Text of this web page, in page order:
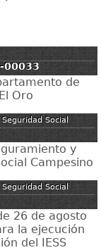
00033
de
Oro
Social
y
Campesino
Social
26 de agosto
la ejecución
del IESS